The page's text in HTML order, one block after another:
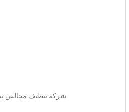
شركة تنظيف مجالس